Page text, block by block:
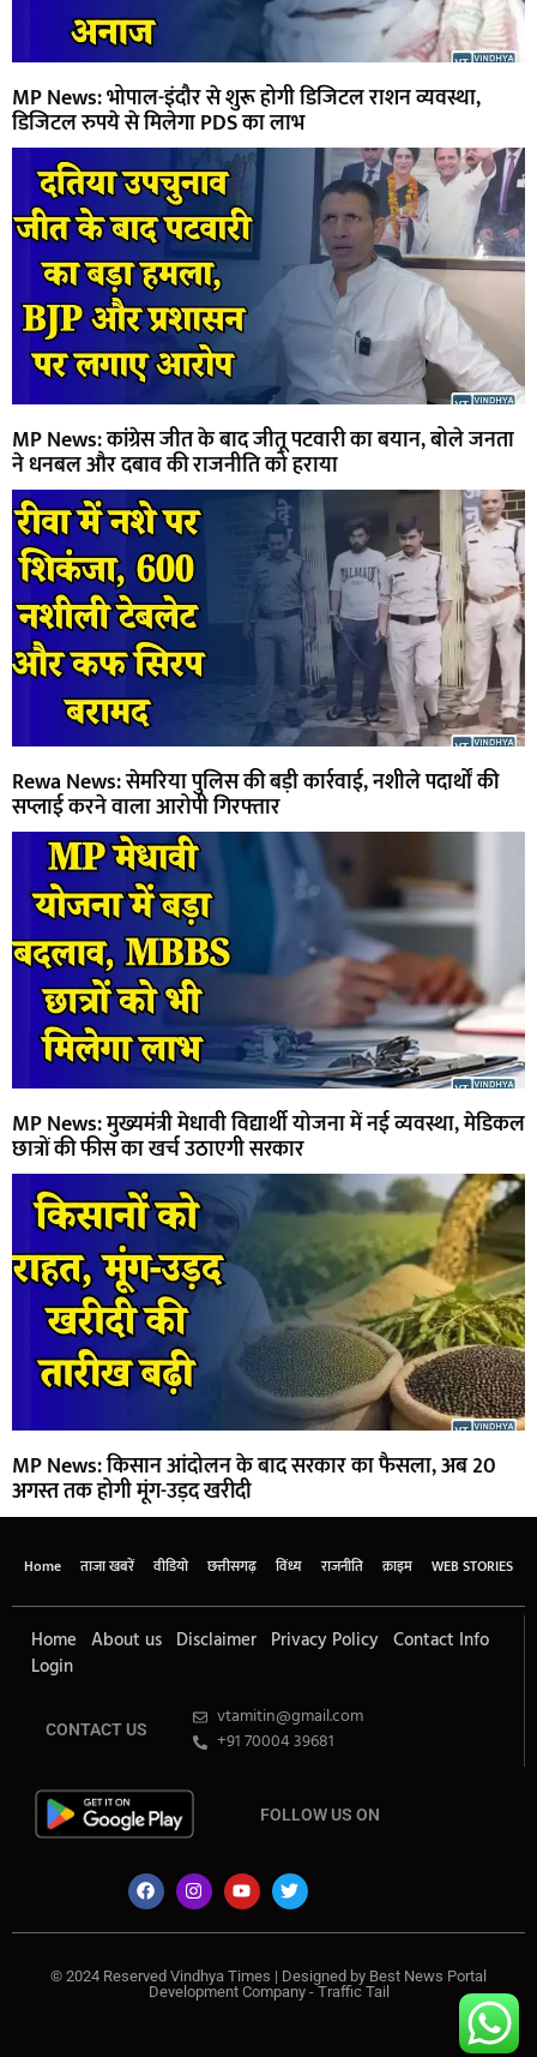
MP News: भोपाल-इंदौर से शुरू होगी डिजिटल राशन व्यवस्था,
डिजिटल रुपये से मिलेगा PDS का लाभ
MP News: कांग्रेस जीत के बाद जीतू पटवारी का बयान, बोले जनता
ने धनबल और दबाव की राजनीति को हराया
Rewa News: सेमरिया पुलिस की बड़ी कार्रवाई, नशीले पदार्थों की
सप्लाई करने वाला आरोपी गिरफ्तार
MP News: मुख्यमंत्री मेधावी विद्यार्थी योजना में नई व्यवस्था, मेडिकल
छात्रों की फीस का खर्च उठाएगी सरकार
MP News: किसान आंदोलन के बाद सरकार का फैसला, अब 20
अगस्त तक होगी मूंग-उड़द खरीदी
Home ताजा खबरें वीडियो छत्तीसगढ़ विंध्य राजनीति क्राइम WEB STORIES
Home About us Disclaimer Privacy Policy Contact Info
Login
CONTACT US
vtamitin@gmail.com
+91 70004 39681
FOLLOW US ON
© 2024 Reserved Vindhya Times | Designed by Best News Portal
Development Company- Traffic Tail